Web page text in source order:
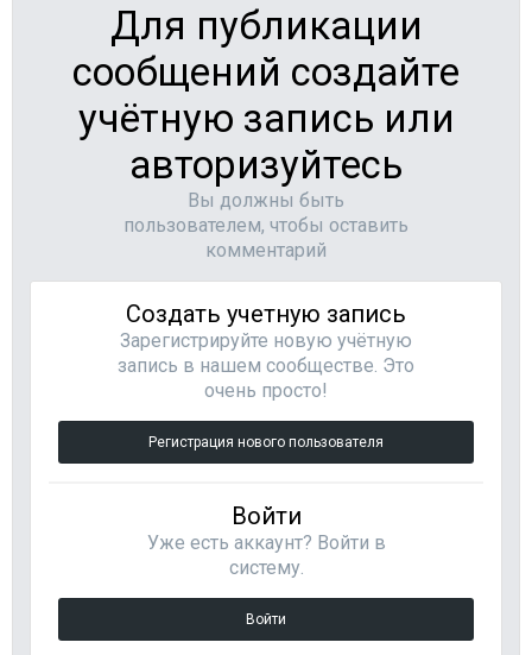
Для публикации
сообщений создайте
учётную запись или
авторизуйтесь
Вы должны быть
пользователем, чтобы оставить
комментарий
Создать учетную запись
Зарегистрируйте новую учётную
запись в нашем сообществе. Это
очень просто!
Регистрация нового пользователя
Войти
Уже есть аккаунт? Войти в
систему.
Войти